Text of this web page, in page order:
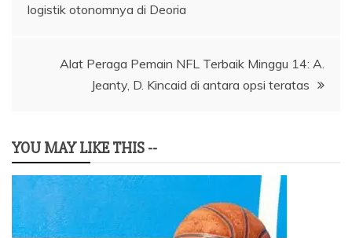
pos
logistik otonomnya di Deoria
Alat Peraga Pemain NFL Terbaik Minggu 14: A.
Jeanty, D. Kincaid di antara opsi teratas
YOU MAY LIKE THIS --